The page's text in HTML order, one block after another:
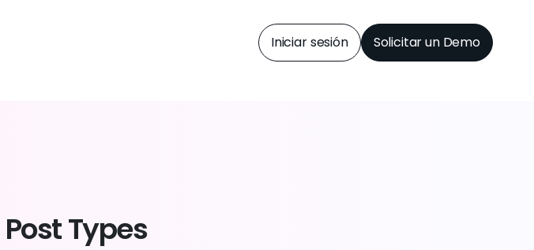
Iniciar sesión Solicitar un Demo
PostTypes